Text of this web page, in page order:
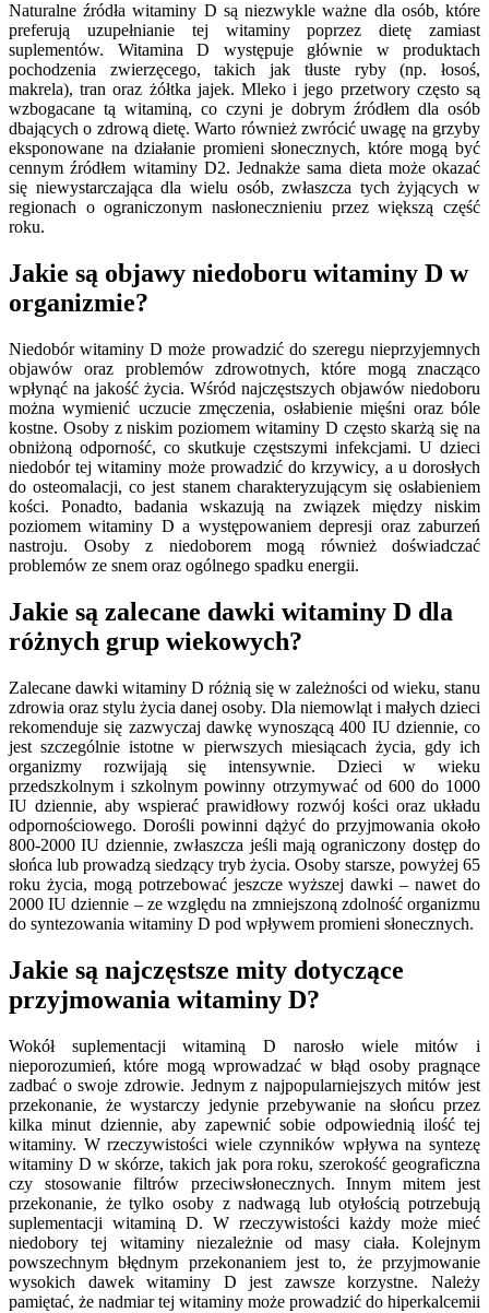
Naturalne źródła witaminy D są niezwykle ważne dla osób, które
preferują uzupełnianie tej witaminy poprzez dietę zamiast
suplementów. Witamina D występuje głównie w produktach
pochodzenia zwierzęcego, takich jak tłuste ryby (np. łosoś,
makrela), tran oraz żółtka jajek. Mleko i jego przetwory często są
wzbogacane tą witaminą, co czyni je dobrym źródłem dla osób
dbających o zdrową dietę. Warto również zwrócić uwagę na grzyby
eksponowane na działanie promieni słonecznych, które mogą być
cennym źródłem witaminy D2. Jednakże sama dieta może okazać
się niewystarczająca dla wielu osób, zwłaszcza tych żyjących w
regionach o ograniczonym nasłonecznieniu przez większą część
roku.
Jakie są objawy niedoboru witaminy D w
organizmie?
Niedobór witaminy D może prowadzić do szeregu nieprzyjemnych
objawów oraz problemów zdrowotnych, które mogą znacząco
wpłynąć na jakość życia. Wśród najczęstszych objawów niedoboru
można wymienić uczucie zmęczenia, osłabienie mięśni oraz bóle
kostne. Osoby z niskim poziomem witaminy D często skarżą się na
obniżoną odporność, co skutkuje częstszymi infekcjami. U dzieci
niedobór tej witaminy może prowadzić do krzywicy, a u dorosłych
do osteomalacji, co jest stanem charakteryzującym się osłabieniem
kości. Ponadto, badania wskazują na związek między niskim
poziomem witaminy D a występowaniem depresji oraz zaburzeń
nastroju. Osoby z niedoborem mogą również doświadczać
problemów ze snem oraz ogólnego spadku energii.
Jakie są zalecane dawki witaminy D dla
różnych grup wiekowych?
Zalecane dawki witaminy D różnią się w zależności od wieku, stanu
zdrowia oraz stylu życia danej osoby. Dla niemowląt i małych dzieci
rekomenduje się zazwyczaj dawkę wynoszącą 400 IU dziennie, co
jest szczególnie istotne w pierwszych miesiącach życia, gdy ich
organizmy rozwijają się intensywnie. Dzieci w wieku
przedszkolnym i szkolnym powinny otrzymywać od 600 do 1000
IU dziennie, aby wspierać prawidłowy rozwój kości oraz układu
odpornościowego. Dorośli powinni dążyć do przyjmowania około
800-2000 IU dziennie, zwłaszcza jeśli mają ograniczony dostęp do
słońca lub prowadzą siedzący tryb życia. Osoby starsze, powyżej 65
roku życia, mogą potrzebować jeszcze wyższej dawki – nawet do
2000 IU dziennie – ze względu na zmniejszoną zdolność organizmu
do syntezowania witaminy D pod wpływem promieni słonecznych.
Jakie są najczęstsze mity dotyczące
przyjmowania witaminy D?
Wokół suplementacji witaminą D narosło wiele mitów i
nieporozumień, które mogą wprowadzać w błąd osoby pragnące
zadbać o swoje zdrowie. Jednym z najpopularniejszych mitów jest
przekonanie, że wystarczy jedynie przebywanie na słońcu przez
kilka minut dziennie, aby zapewnić sobie odpowiednią ilość tej
witaminy. W rzeczywistości wiele czynników wpływa na syntezę
witaminy D w skórze, takich jak pora roku, szerokość geograficzna
czy stosowanie filtrów przeciwsłonecznych. Innym mitem jest
przekonanie, że tylko osoby z nadwagą lub otyłością potrzebują
suplementacji witaminą D. W rzeczywistości każdy może mieć
niedobory tej witaminy niezależnie od masy ciała. Kolejnym
powszechnym błędnym przekonaniem jest to, że przyjmowanie
wysokich dawek witaminy D jest zawsze korzystne. Należy
pamiętać, że nadmiar tej witaminy może prowadzić do hiperkalcemii